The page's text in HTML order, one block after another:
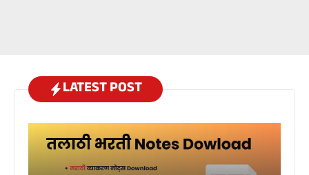
LATEST POST